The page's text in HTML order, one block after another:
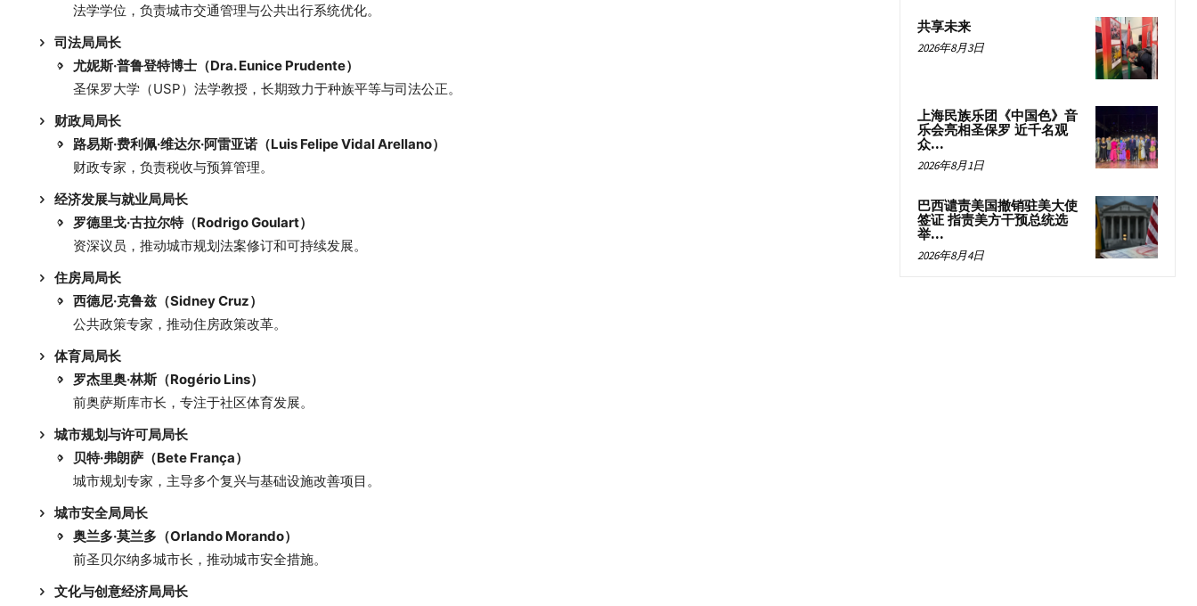
法学学位，负责城市交通管理与公共出行系统优化。
司法局局长
尤妮斯·普鲁登特博士（Dra. Eunice Prudente）
圣保罗大学（USP）法学教授，长期致力于种族平等与司法公正。
财政局局长
路易斯·费利佩·维达尔·阿雷亚诺（Luis Felipe Vidal Arellano）
财政专家，负责税收与预算管理。
经济发展与就业局局长
罗德里戈·古拉尔特（Rodrigo Goulart）
资深议员，推动城市规划法案修订和可持续发展。
住房局局长
西德尼·克鲁兹（Sidney Cruz）
公共政策专家，推动住房政策改革。
体育局局长
罗杰里奥·林斯（Rogério Lins）
前奥萨斯库市长，专注于社区体育发展。
城市规划与许可局局长
贝特·弗朗萨（Bete França）
城市规划专家，主导多个复兴与基础设施改善项目。
城市安全局局长
奥兰多·莫兰多（Orlando Morando）
前圣贝尔纳多城市长，推动城市安全措施。
文化与创意经济局局长
共享未来
2026年8月3日
上海民族乐团《中国色》音
乐会亮相圣保罗 近千名观
众...
2026年8月1日
巴西谴责美国撤销驻美大使
签证 指责美方干预总统选
举...
2026年8月4日